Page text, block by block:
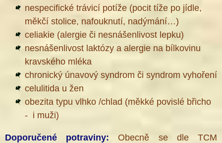
nespecifické trávicí potíže (pocit tíže po jídle,
měkčí stolice, nafouknutí, nadýmání…)
celiakie (alergie či nesnášenlivost lepku)
nesnášenlivost laktózy a alergie na bílkovinu
kravského mléka
chronický únavový syndrom či syndrom vyhoření
celulitida u žen
obezita typu vlhko /chlad (měkké povislé břicho
- i muži)
Doporučené potraviny: Obecně se dle TCM